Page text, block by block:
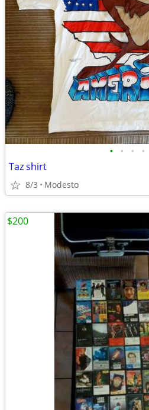
• • • •
Taz shirt
8/3 Modesto
$200